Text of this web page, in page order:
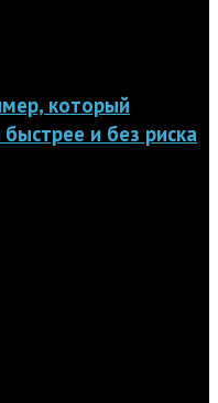
который
и без риска